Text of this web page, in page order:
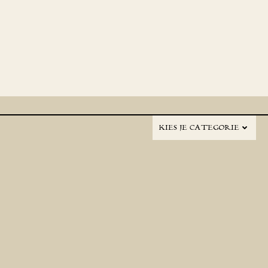
KIES JE CATEGORIE